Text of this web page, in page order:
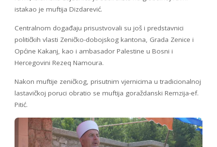
istakao je muftija Dizdarević.
Centralnom događaju prisustvovali su još i predstavnici
političkih vlasti Zeničko-dobojskog kantona, Grada Zenice i
Općine Kakanj, kao i ambasador Palestine u Bosni i
Hercegovini Rezeq Namoura.
Nakon muftije zeničkog, prisutnim vjernicima u tradicionalnoj
lastavičkoj poruci obratio se muftija goraždanski Remzija-ef.
Pitić.